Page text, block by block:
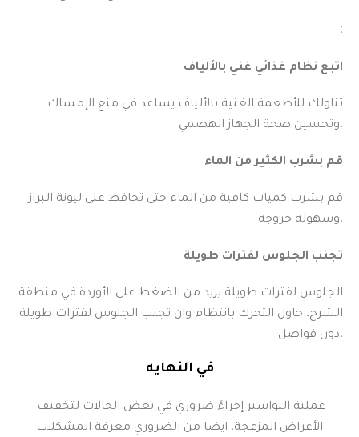
:
اتبع نظام غذائي غني بالألياف
تناولك للأطعمة الغنية بالألياف يساعد في منع الإمساك
وتحسين صحة الجهاز الهضمي.
قم بشرب الكثير من الماء
قم بشرب كميات كافية من الماء حتى تحافظ على ليونة البراز
وسهولة خروجه.
تجنب الجلوس لفترات طويلة
الجلوس لفترات طويلة يزيد من الضغط على الأوردة في منطقة
الشرج. حاول التحرك بانتظام وان تجنب الجلوس لفترات طويلة
دون فواصل.
في النهايه
الأعراض المزعجة. ايضا من الضروري معرفة المشكلات